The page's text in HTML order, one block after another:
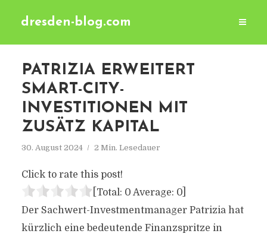
dresden-blog.com
PATRIZIA ERWEITERT
SMART-CITY-
INVESTITIONEN MIT
ZUSÄTZ KAPITAL
30. August 2024 2 Min. Lesedauer
Click to rate this post!
[Total: 0 Average: 0]
Der Sachwert-Investmentmanager Patrizia hat
kürzlich eine bedeutende Finanzspritze in